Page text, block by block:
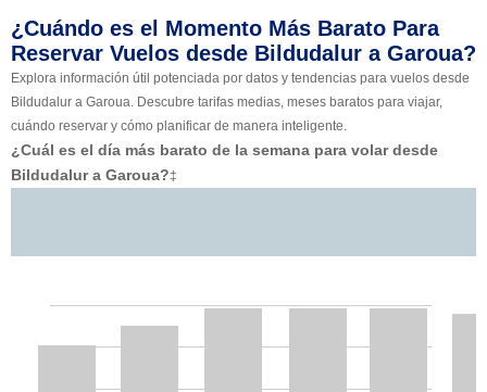
¿Cuándo es el Momento Más Barato Para
Reservar Vuelos desde Bildudalur a Garoua?
Explora información útil potenciada por datos y tendencias para vuelos desde
Bildudalur a Garoua. Descubre tarifas medias, meses baratos para viajar,
cuándo reservar y cómo planificar de manera inteligente.
¿Cuál es el día más barato de la semana para volar desde
Bildudalur a Garoua?‡